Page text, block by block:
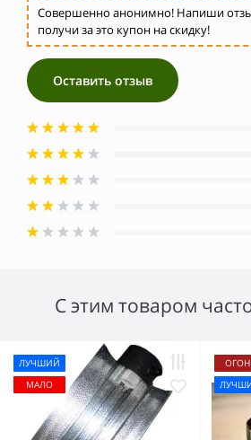
Совершенно анонимно! Напиши
получи за это купон на скидку!
Оставить отзыв
С этим товаром
ЛУЧШИЙ
МАЛО